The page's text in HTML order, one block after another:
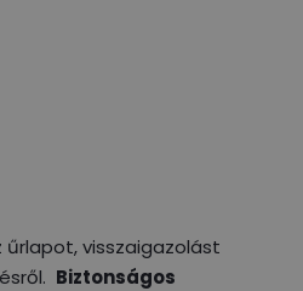
visszaigazolást
Biztonságos